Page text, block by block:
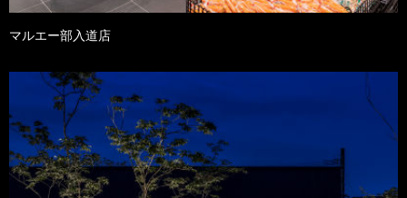
マルエー部入道店